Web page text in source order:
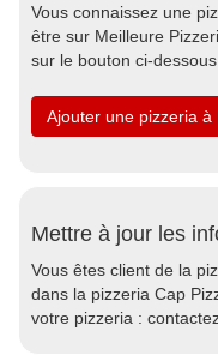
Vous connaissez une
être sur Meilleure
sur le bouton ci-dessous.
Ajouter une pizzeria
Mettre à jour les
Vous êtes client de la
dans la pizzeria Cap
votre pizzeria :